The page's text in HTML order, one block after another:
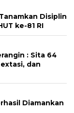
Disiplin
ke-81 RI
: Sita 64
dan
Diamankan